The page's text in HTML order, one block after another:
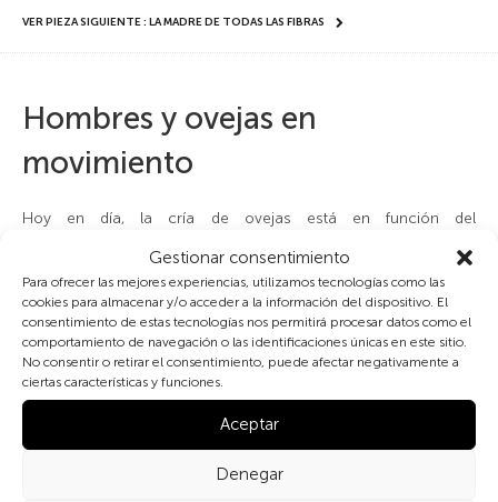
Gestionar consentimiento
Para ofrecer las mejores experiencias, utilizamos tecnologías como las
cookies para almacenar y/o acceder a la información del dispositivo. El
consentimiento de estas tecnologías nos permitirá procesar datos como el
comportamiento de navegación o las identificaciones únicas en este sitio.
No consentir o retirar el consentimiento, puede afectar negativamente a
ciertas características y funciones.
Aceptar
Denegar
VER PIEZA SIGUIENTE : LA MADRE DE TODAS LAS FIBRAS
Hombres y ovejas en
movimiento
Hoy en día, la cría de ovejas está en función del
venta de la lana proporcionaba los ingresos necesarios para
pagar a los esquiladores (carusatori). Actualmente, el aumento
de la importación de lana provoca que los pastores no puedan
venderla y tengan que tirarla. Hasta hace aproximadamente
treinta años, en Maranola, el día antes del esquilado —a finales
de Abril o principios de Mayo— el ganado era trasladado desde
las zonas de montaña hasta la costa, donde se aprovechaba
para lavar las ovejas en el mar.